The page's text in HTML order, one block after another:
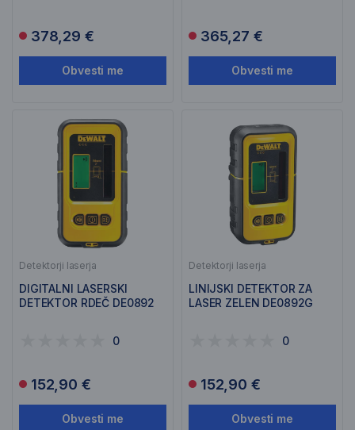
378,29 €
Obvesti me
365,27 €
Obvesti me
Detektorji laserja
DIGITALNI LASERSKI
DETEKTOR RDEČ DE0892
0
152,90 €
Obvesti me
Detektorji laserja
LINIJSKI DETEKTOR ZA
LASER ZELEN DE0892G
0
152,90 €
Obvesti me